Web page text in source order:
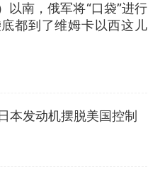
以南，俄军将“口袋”进行
都到了维姆卡以西这儿
本发动机摆脱美国控制